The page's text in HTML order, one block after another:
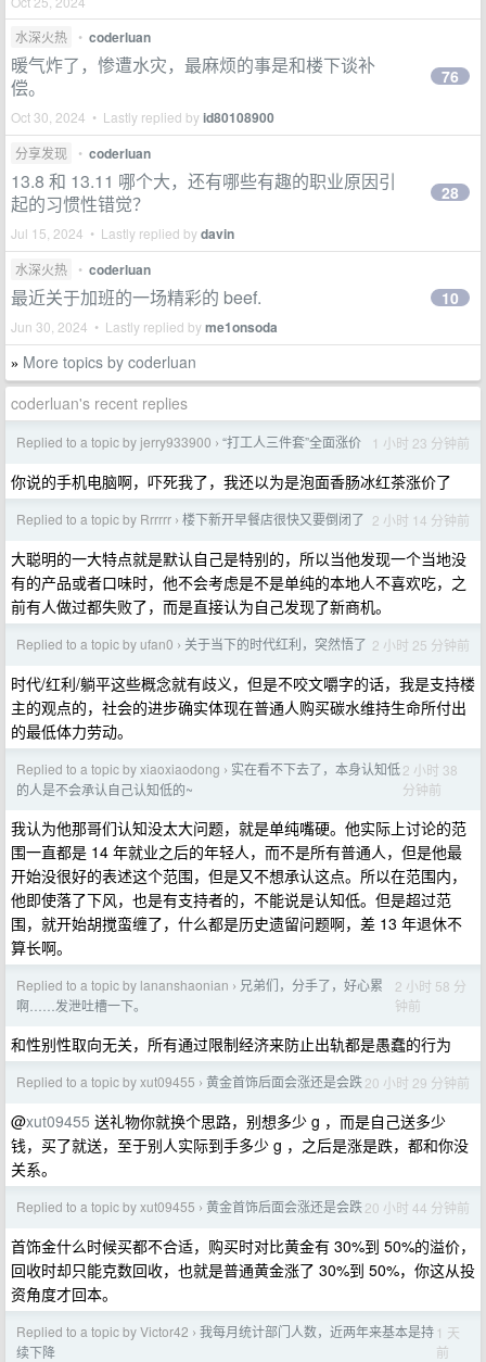
水深火热
• coderluan
暖气炸了，惨遭水灾，最麻烦的事是和楼下谈补
偿。
Oct 30, 2024 • Lastly replied byid80108900
76
分享发现 • coderluan
13.8 和 13.11 哪个大，还有哪些有趣的职业原因引
起的习惯性错觉？
Jul 15, 2024 • Lastly replied bydavin
28
水深火热 • coderluan
最近关于加班的一场精彩的 beef.
Jun 30, 2024 • Lastly replied byme1onsoda
10
» More topics by coderluan
coderluan's recent replies
Replied to a topic by jerry933900 › “打工人三件套”全面涨价 1 小时 23 分钟前
你说的手机电脑啊，吓死我了，我还以为是泡面香肠冰红茶涨价了
Replied to a topic by Rrrrrr › 楼下新开早餐店很快又要倒闭了 2 小时 14 分钟前
大聪明的一大特点就是默认自己是特别的，所以当他发现一个当地没
有的产品或者口味时，他不会考虑是不是单纯的本地人不喜欢吃，之
前有人做过都失败了，而是直接认为自己发现了新商机。
Replied to a topic by ufan0 › 关于当下的时代红利，突然悟了 2 小时 25 分钟前
时代/红利/躺平这些概念就有歧义，但是不咬文嚼字的话，我是支持楼
主的观点的，社会的进步确实体现在普通人购买碳水维持生命所付出
的最低体力劳动。
Replied to a topic by xiaoxiaodong › 实在看不下去了，本身认知低
的人是不会承认自己认知低的~
2 小时 38
分钟前
我认为他那哥们认知没太大问题，就是单纯嘴硬。他实际上讨论的范
围一直都是 14 年就业之后的年轻人，而不是所有普通人，但是他最
开始没很好的表述这个范围，但是又不想承认这点。所以在范围内，
他即使落了下风，也是有支持者的，不能说是认知低。但是超过范
围，就开始胡搅蛮缠了，什么都是历史遗留问题啊，差 13 年退休不
算长啊。
Replied to a topic by lananshaonian › 兄弟们，分手了，好心累
啊……发泄吐槽一下。
2 小时 58 分
钟前
和性别性取向无关，所有通过限制经济来防止出轨都是愚蠢的行为
Replied to a topic by xut09455 › 黄金首饰后面会涨还是会跌20 小时 29 分钟前
@xut09455 送礼物你就换个思路，别想多少 g ，而是自己送多少
钱，买了就送，至于别人实际到手多少 g ，之后是涨是跌，都和你没
关系。
Replied to a topic by xut09455 › 黄金首饰后面会涨还是会跌20 小时 44 分钟前
首饰金什么时候买都不合适，购买时对比黄金有 30%到 50%的溢价，
回收时却只能克数回收，也就是普通黄金涨了 30%到 50%，你这从投
资角度才回本。
Replied to a topic by Victor42 › 我每月统计部门人数，近两年来基本是持
续下降
1 天
前